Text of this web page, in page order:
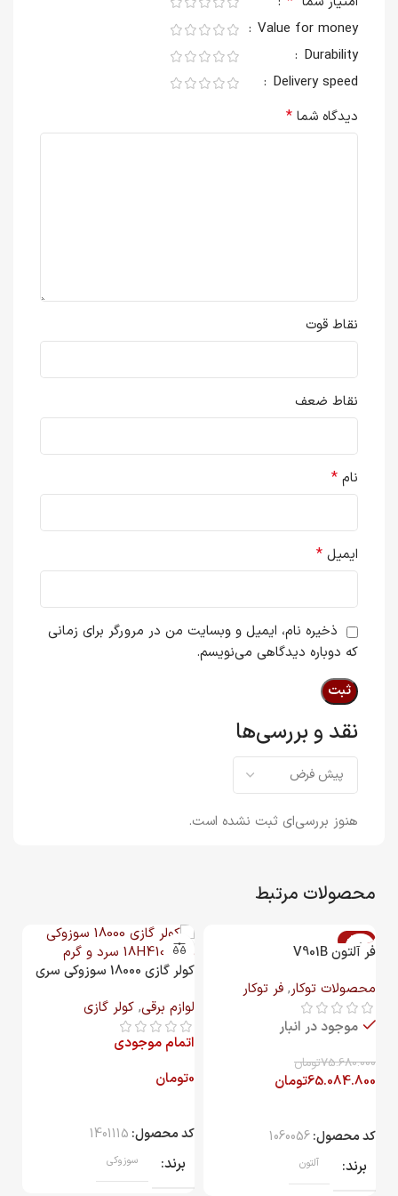
نقد و بررسی‌ها
هنوز بررسی‌ای ثبت نشده است.
Value for money
Durability
Delivery speed
دیدگاه شما *
نقاط قوت
نقاط ضعف
نام *
ایمیل *
ذخیره نام، ایمیل و وبسایت من در مرورگر برای زمانی
که دوباره دیدگاهی می‌نویسم.
محصولات مرتبط
-14%
فر آلتون V901B
محصولات توکار, فر توکار
موجود در انبار
75.680.000تومان
65.084.800تومان
کد محصول:1060056
برند آلتون
کولر گازی 18000 سوزوکی سری
لوازم برقی, کولر گازی
اتمام موجودی
0تومان
کد محصول: 1401115
برند سوزوکی